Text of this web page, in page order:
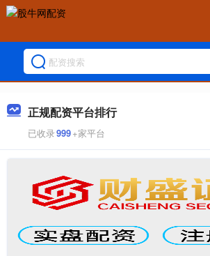
正规配资平台排行
已收录999+家平台